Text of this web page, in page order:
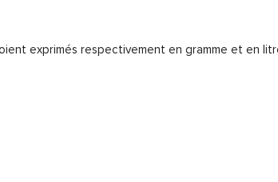
exprimés respectivement en gramme et en